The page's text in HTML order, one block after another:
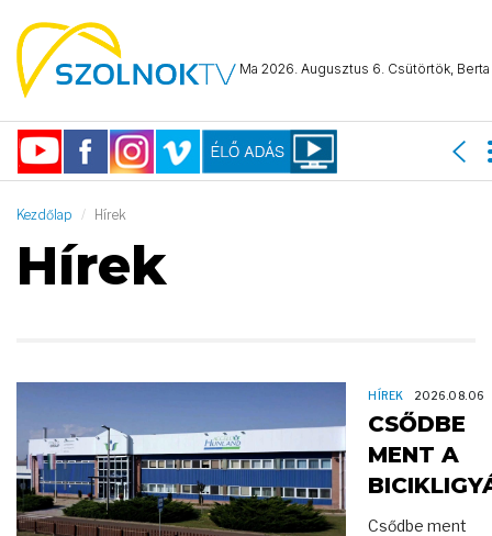
Ma 2026. Augusztus 6. Csütörtök, Berta
Kezdőlap Hírek
Hírek
HÍREK 2026.08.06
CSŐDBE
MENT A
Csődbe ment